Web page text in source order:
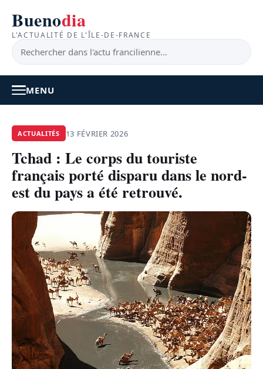
Buenodia
L'ACTUALITÉ DE L'ÎLE-DE-FRANCE
MENU
ACTUALITÉ
BONS PLANS
FEEL GOOD
FAITS DIVERS
TRANSPORTS
ÉCONOMIE
POLITIQUE
ACTUALITÉS 13 FÉVRIER 2026
Tchad : Le corps du touriste
français porté disparu dans le nord-
est du pays a été retrouvé.